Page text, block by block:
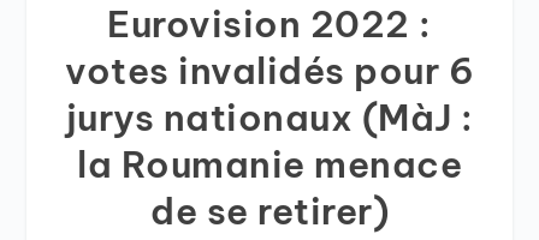
Eurovision 2022 :
votes invalidés pour 6
jurys nationaux (MàJ :
la Roumanie menace
de se retirer)